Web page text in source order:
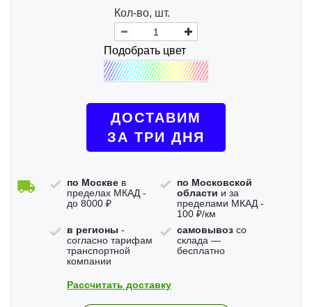
Кол-во, шт.
Подобрать цвет
ДОСТАВИМ
ЗА ТРИ ДНЯ
по Москве в
пределах МКАД -
до 8000 ₽
по Московской
области и за
пределами МКАД -
100 ₽/км
в регионы -
согласно тарифам
транспортной
компании
самовывозсо
склада —
бесплатно
Рассчитать доставку